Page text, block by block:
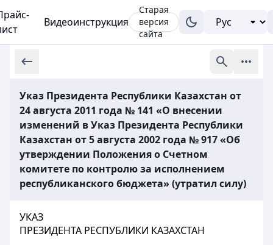
Видеоинструкция
Старая
версия
сайта
Указ Президента Республики Казахстан от
24 августа 2011 года № 141 «О внесении
изменений в Указ Президента Республики
Казахстан от 5 августа 2002 года № 917 «Об
утверждении Положения о Счетном
комитете по контролю за исполнением
республиканского бюджета» (утратил силу)
УКАЗ
ПРЕЗИДЕНТА РЕСПУБЛИКИ КАЗАХСТАН